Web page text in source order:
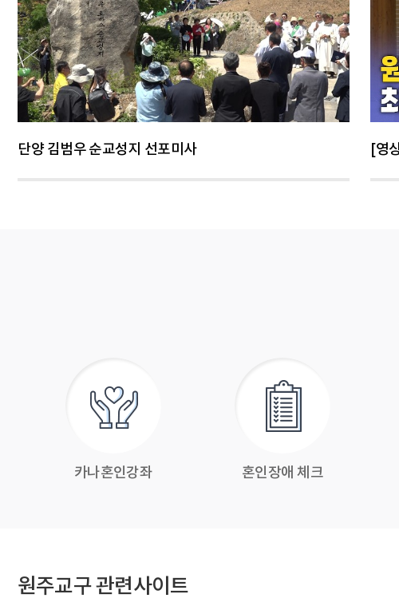
단양 김범우 순교성지 선포미사
카나혼인강좌 혼인장애 체크
원주교구 관련사이트Prev